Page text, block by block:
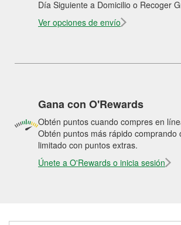
Día Siguiente a Domicilio o Recoger
Ver opciones de envío
Gana con O'Rewards
Obtén puntos cuando compres en
Obtén puntos más rápido comprando
limitado con puntos extras.
Únete a O'Rewards o inicia sesión